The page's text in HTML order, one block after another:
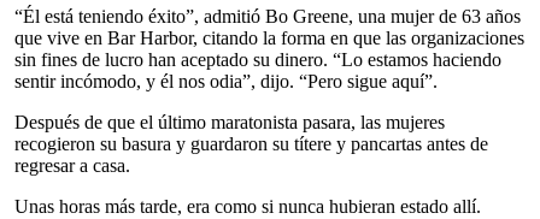
“Él está teniendo éxito”, admitió Bo Greene, una mujer de 63 años
que vive en Bar Harbor, citando la forma en que las organizaciones
sin fines de lucro han aceptado su dinero. “Lo estamos haciendo
sentir incómodo, y él nos odia”, dijo. “Pero sigue aquí”.
Después de que el último maratonista pasara, las mujeres
recogieron su basura y guardaron su títere y pancartas antes de
regresar a casa.
Unas horas más tarde, era como si nunca hubieran estado allí.